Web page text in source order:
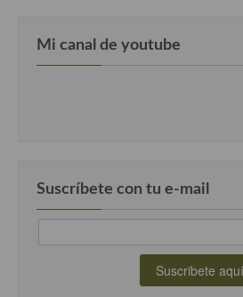
Cocina Luxemburgo
Cocina Sueca
Cocina Suiza
Mi canal de youtube
Suscríbete con tu e-mail